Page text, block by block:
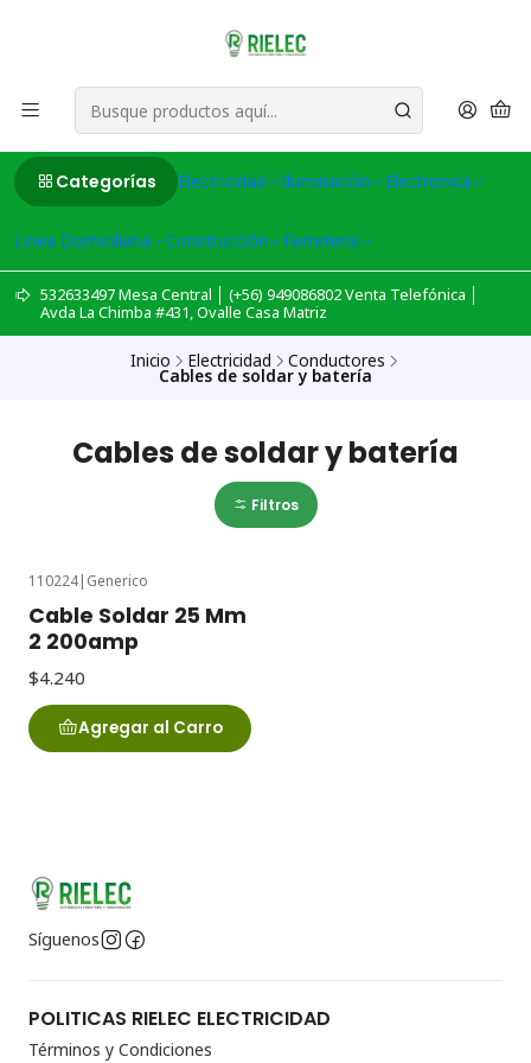
Categorías Electricidad Iluminación Electronica
Linea Domiciliaria Construcción Ferreteria
532633497 Mesa Central │ (+56) 949086802 Venta Telefónica │
Avda La Chimba #431, Ovalle Casa Matriz
Inicio Electricidad Conductores
Cables de soldar y batería
Cables de soldar y batería
Filtros
110224| Generico
Cable Soldar 25 Mm
2 200amp
$4.240
Agregar al Carro
Síguenos
POLITICAS RIELEC ELECTRICIDAD
Términos y Condiciones